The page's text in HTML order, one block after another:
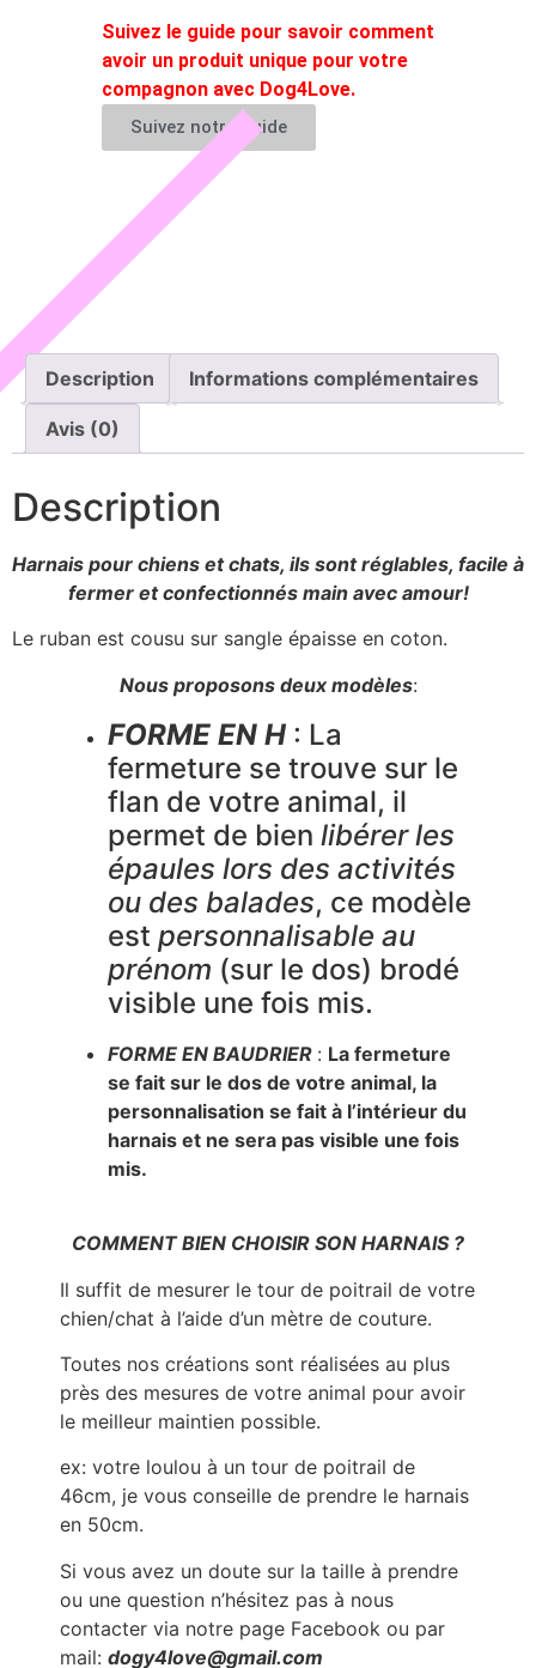
Suivez le guide pour savoir comment
avoir un produit unique pour votre
compagnon avec Dog4Love.
Suivez notre guide
Description Informations complémentaires
Avis (0)
Description
Harnais pour chiens et chats, ils sont réglables, facile à
fermer et confectionnés main avec amour!
Le ruban est cousu sur sangle épaisse en coton.
Nous proposons deux modèles:
FORME EN H : La
fermeture se trouve sur le
flan de votre animal, il
permet de bien libérerles
épaules lors des activités
ou des balades, ce modèle
est personnalisable au
prénom (sur le dos) brodé
visible une fois mis.
FORME EN BAUDRIER : La fermeture
se fait sur le dos de votre animal, la
personnalisation se fait à l’intérieur du
harnais et ne sera pas visible une fois
mis.
COMMENT BIEN CHOISIR SON HARNAIS ?
Il suffit de mesurer le tour de poitrail de votre
chien/chat à l’aide d’un mètre de couture.
Toutes nos créations sont réalisées au plus
près des mesures de votre animal pour avoir
le meilleur maintien possible.
ex: votre loulou à un tour de poitrail de
46cm, je vous conseille de prendre le harnais
en 50cm.
Si vous avez un doute sur la taille à prendre
ou une question n’hésitez pas à nous
contacter via notre page Facebook ou par
mail: dogy4love@gmail.com